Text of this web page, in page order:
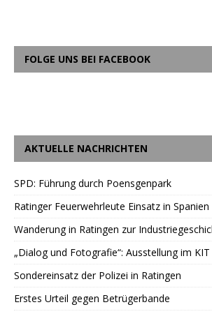
FOLGE UNS BEI FACEBOOK
AKTUELLE NACHRICHTEN
SPD: Führung durch Poensgenpark
Ratinger Feuerwehrleute Einsatz in Spanien
Wanderung in Ratingen zur
„Dialog und Fotografie“: Ausstellung im KIT
Sondereinsatz der Polizei in Ratingen
Erstes Urteil gegen Betrügerbande